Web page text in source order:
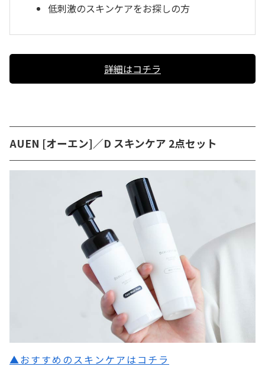
低刺激のスキンケアをお探しの方
詳細はコチラ
AUEN [オーエン]／D スキンケア 2点セット
▲おすすめのスキンケアはコチラ